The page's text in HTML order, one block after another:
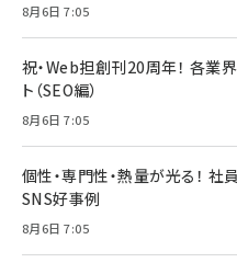
8月6日 7:05
祝・Web担創刊20周年！ 各業
ト（SEO編）
8月6日 7:05
個性・専門性・熱量が光る！
SNS好事例
8月6日 7:05